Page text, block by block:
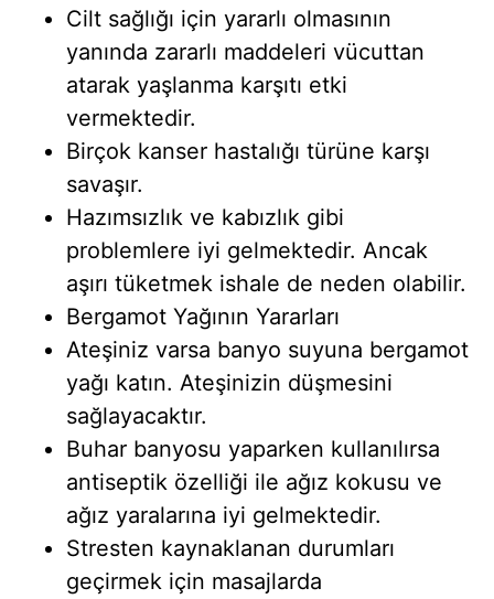
Cilt sağlığı için yararlı olmasının
yanında zararlı maddeleri vücuttan
atarak yaşlanma karşıtı etki
vermektedir.
Birçok kanser hastalığı türüne karşı
savaşır.
Hazımsızlık ve kabızlık gibi
problemlere iyi gelmektedir. Ancak
aşırı tüketmek ishale de neden olabilir.
Bergamot Yağının Yararları
Ateşiniz varsa banyo suyuna bergamot
yağı katın. Ateşinizin düşmesini
sağlayacaktır.
Buhar banyosu yaparken kullanılırsa
antiseptik özelliği ile ağız kokusu ve
ağız yaralarına iyi gelmektedir.
Stresten kaynaklanan durumları
geçirmek için masajlarda